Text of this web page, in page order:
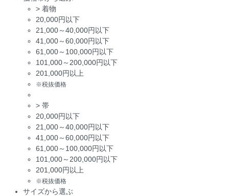
> 着物
20,000円以下
21,000～40,000円以下
41,000～60,000円以下
61,000～100,000円以下
101,000～200,000円以下
201,000円以上
※税抜価格
> 帯
20,000円以下
21,000～40,000円以下
41,000～60,000円以下
61,000～100,000円以下
101,000～200,000円以下
201,000円以上
※税抜価格
サイズから選ぶ